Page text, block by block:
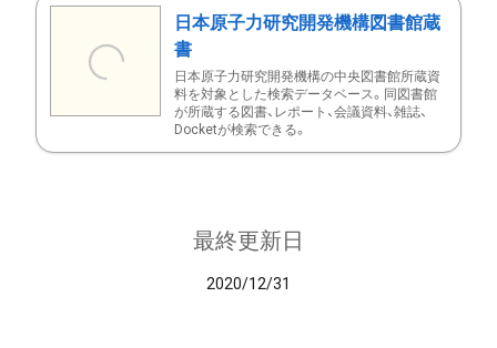
日本原子力研究開発機構図書館蔵
書
日本原子力研究開発機構の中央図書館所蔵資
料を対象とした検索データベース。同図書館
が所蔵する図書、レポート、会議資料、雑誌、
Docketが検索できる。
最終更新日
2020/12/31